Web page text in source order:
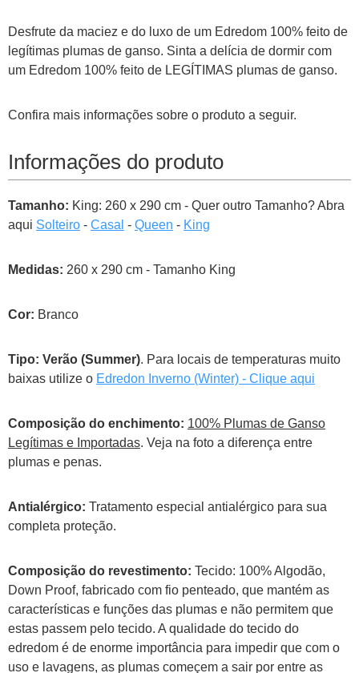
Desfrute da maciez e do luxo de um Edredom 100% feito de
legítimas plumas de ganso. Sinta a delícia de dormir com
um Edredom 100% feito de LEGÍTIMAS plumas de ganso.
Confira mais informações sobre o produto a seguir.
Informações do produto
Tamanho: King: 260 x 290 cm - Quer outro Tamanho? Abra
aqui Solteiro - Casal - Queen - King
Medidas: 260 x 290 cm - Tamanho King
Cor: Branco
Tipo: Verão (Summer). Para locais de temperaturas muito
baixas utilize o Edredon Inverno (Winter) - Clique aqui
Composição do enchimento: 100% Plumas de Ganso
Legítimas e Importadas. Veja na foto a diferença entre
plumas e penas.
Antialérgico: Tratamento especial antialérgico para sua
completa proteção.
Composição do revestimento: Tecido: 100% Algodão,
Down Proof, fabricado com fio penteado, que mantém as
características e funções das plumas e não permitem que
estas passem pelo tecido. A qualidade do tecido do
edredom é de enorme importância para impedir que com o
uso e lavagens, as plumas começem a sair por entre as